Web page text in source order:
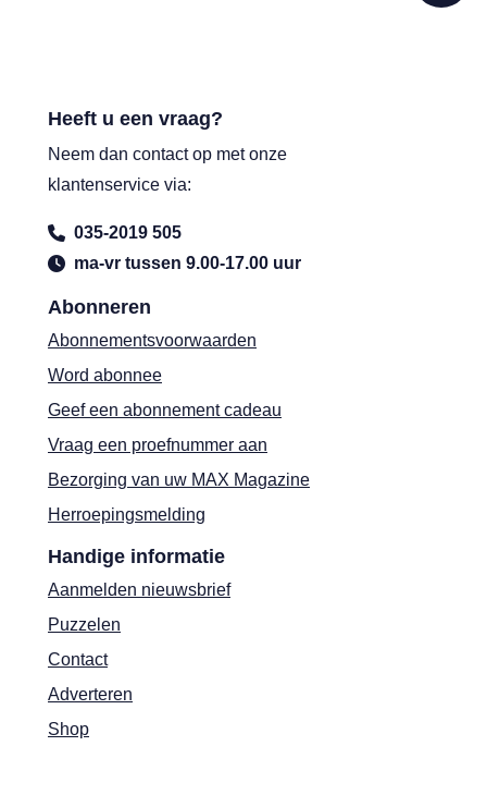
Abonneren
Abonnementsvoorwaarden
Word abonnee
Geef een abonnement cadeau
Vraag een proefnummer aan
Bezorging van uw MAX Magazine
Herroepingsmelding
Handige informatie
Aanmelden nieuwsbrief
Puzzelen
Contact
Adverteren
Shop
Heeft u een vraag?
Neem dan contact op met onze
klantenservice via:
035-2019 505
ma-vr tussen 9.00-17.00 uur